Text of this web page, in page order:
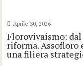
Aprile 30, 2026
Florovivaismo:
riforma. Assofloro
una filiera